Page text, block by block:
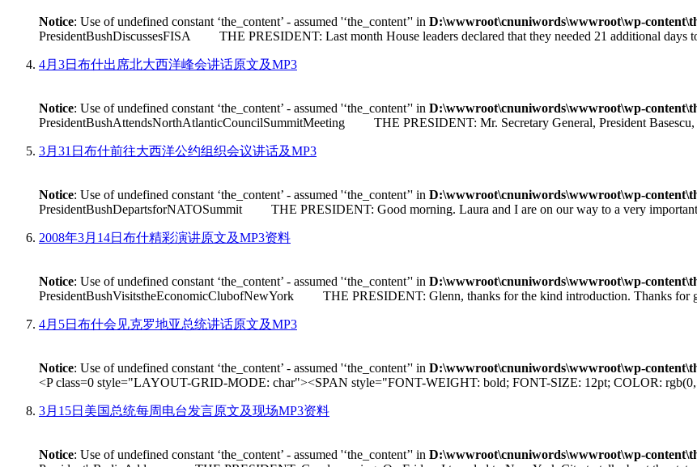
Notice: Use of undefined constant ‘the_content’ - assumed '‘the_content’' in D:\wwwroot\cnuniwords\wwwroot\wp-
PresidentBushDiscussesFISA THE PRESIDENT: Last month House leaders declared that they needed 21 additional days
4月3日布什出席北大西洋峰会讲话原文及MP3
Notice: Use of undefined constant ‘the_content’ - assumed '‘the_content’' in D:\wwwroot\cnuniwords\wwwroot\wp-
PresidentBushAttendsNorthAtlanticCouncilSummitMeeting THE PRESIDENT: Mr. Secretary General, President Basescu,
3月31日布什前往大西洋公约组织会议讲话及MP3
Notice: Use of undefined constant ‘the_content’ - assumed '‘the_content’' in D:\wwwroot\cnuniwords\wwwroot\wp-
PresidentBushDepartsforNATOSummit THE PRESIDENT: Good morning. Laura and I are on our way to a very important
2008年3月14日布什精彩演讲原文及MP3资料
Notice: Use of undefined constant ‘the_content’ - assumed '‘the_content’' in D:\wwwroot\cnuniwords\wwwroot\wp-
PresidentBushVisitstheEconomicClubofNewYork THE PRESIDENT: Glenn, thanks for the kind introduction. Thanks for
4月5日布什会见克罗地亚总统讲话原文及MP3
Notice: Use of undefined constant ‘the_content’ - assumed '‘the_content’' in D:\wwwroot\cnuniwords\wwwroot\wp-
<P class=0 style="LAYOUT-GRID-MODE: char"><SPAN style="FONT-WEIGHT: bold; FONT-SIZE: 12pt; COLOR:
3月15日美国总统每周电台发言原文及现场MP3资料
Notice: Use of undefined constant ‘the_content’ - assumed '‘the_content’' in D:\wwwroot\cnuniwords\wwwroot\wp-